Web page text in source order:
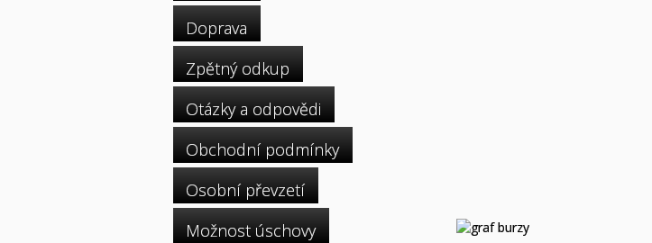
Doprava
Zpětný odkup
Otázky a odpovědi
Obchodní podmínky
Osobní převzetí
Možnost úschovy